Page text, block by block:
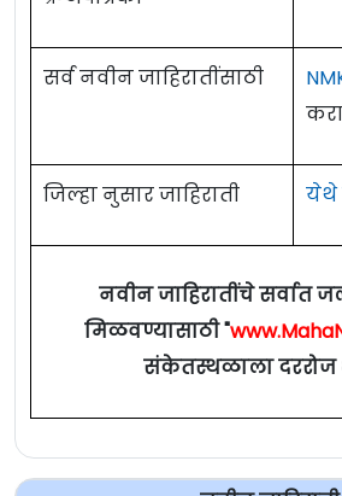
सर्व नवीन जाहिरातींसाठी
जिल्हा नुसार जाहिराती येथे
नवीन जाहिरातींचे सर्वात
मिळवण्यासाठी "
संकेतस्थळाला दररोज